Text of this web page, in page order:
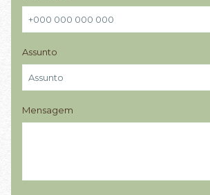
Assunto
Mensagem